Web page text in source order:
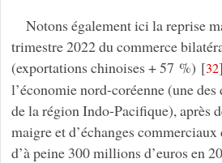
Notons également ici la reprise
trimestre 2022 du commerce
(exportations chinoises + 57 %) [32]
l’économie nord-coréenne (une des
de la région Indo-Pacifique), après
maigre et d’échanges
d’à peine 300 millions d’euros en